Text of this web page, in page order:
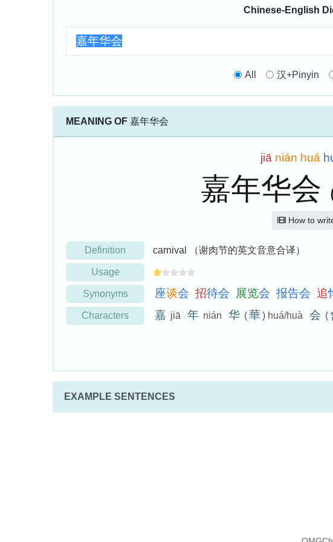
Chinese-English
All 汉+Pinyin
MEANING OF 嘉年华会
jiā nián huá
嘉年华会
How to
Definition carnival （谢肉节的英文音意合译）
Usage
Synonyms 座谈会 招待会 展览会 报告会 追
Characters 嘉 jiā 年 nián 华 (華) huá/huà 会 (
EXAMPLE SENTENCES